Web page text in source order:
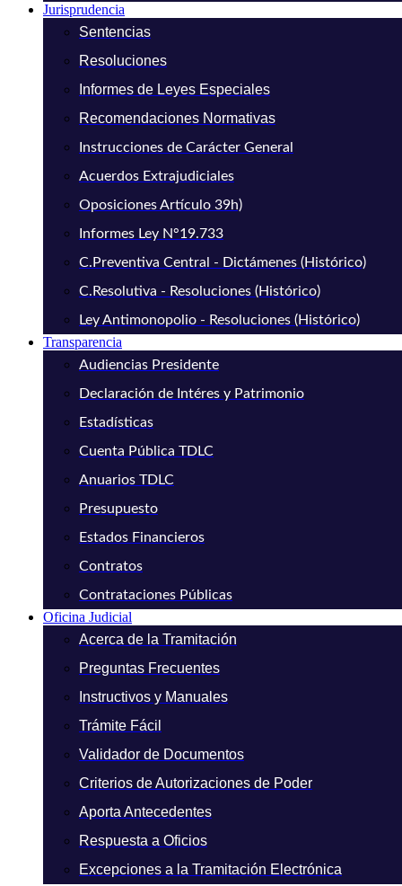
Jurisprudencia
Sentencias
Resoluciones
Informes de Leyes Especiales
Recomendaciones Normativas
Instrucciones de Carácter General
Acuerdos Extrajudiciales
Oposiciones Artículo 39h)
Informes Ley N°19.733
C.Preventiva Central - Dictámenes (Histórico)
C.Resolutiva - Resoluciones (Histórico)
Ley Antimonopolio - Resoluciones (Histórico)
Transparencia
Audiencias Presidente
Declaración de Intéres y Patrimonio
Estadísticas
Cuenta Pública TDLC
Anuarios TDLC
Presupuesto
Estados Financieros
Contratos
Contrataciones Públicas
Oficina Judicial
Acerca de la Tramitación
Preguntas Frecuentes
Instructivos y Manuales
Trámite Fácil
Validador de Documentos
Criterios de Autorizaciones de Poder
Aporta Antecedentes
Respuesta a Oficios
Excepciones a la Tramitación Electrónica